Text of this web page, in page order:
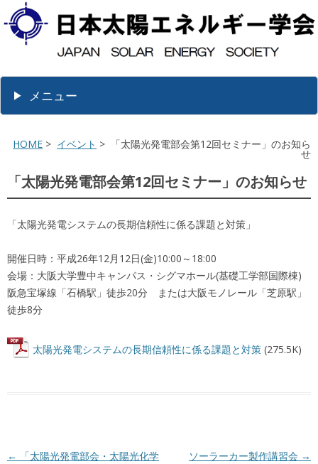
メニュー
HOME > イベント > 「太陽光発電部会第12回セミナー」のお知ら
せ
「太陽光発電部会第12回セミナー」のお知らせ
「太陽光発電システムの長期信頼性に係る課題と対策」
開催日時：平成26年12月12日(金)10:00～18:00
会場：大阪大学豊中キャンパス・シグマホール(基礎工学部国際棟)
阪急宝塚線「石橋駅」徒歩20分 または大阪モノレール「芝原駅」
徒歩8分
太陽光発電システムの長期信頼性に係る課題と対策 (275.5K)
投稿ナビゲーション
←
「太陽光発電部会・太陽光化学
ソーラーカー製作講習会 →